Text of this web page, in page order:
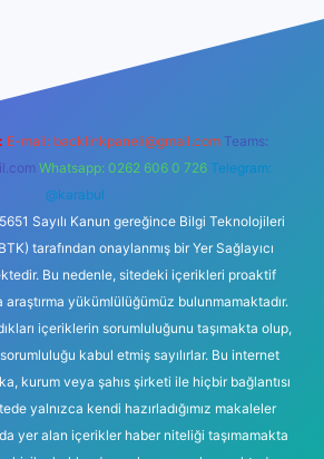
E-mail: backlinkpaneli@gmail.com Teams:
Whatsapp: 0262 606 0 726 Telegram:
@karabul
Sayılı Kanun gereğince Bilgi Teknolojileri
tarafından onaylanmış bir Yer Sağlayıcı
Bu nedenle, sitedeki içerikleri proaktif
yükümlülüğümüz bulunmamaktadır.
içeriklerin sorumluluğunu taşımakta olup,
kabul etmiş sayılırlar. Bu internet
kurum veya şahıs şirketi ile hiçbir bağlantısı
yalnızca kendi hazırladığımız makaleler
yer alan içerikler haber niteliği taşımamakta